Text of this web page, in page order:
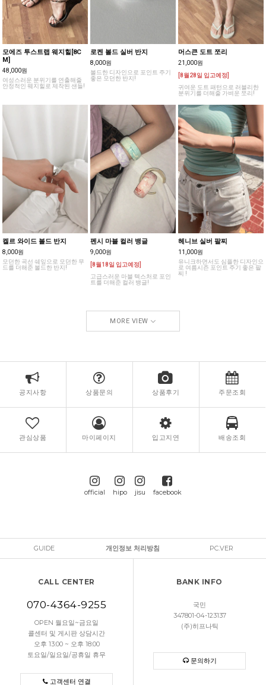
모에즈 투스트랩 웨지힐[8C
M]
48,000원
여성스러운 분위기를 연출해줄
안정적인 웨지힐로 제작된 샌들!
로켄 볼드 실버 반지
8,000원
볼드한 디자인으로 포인트 주기
좋은 모던한 반지!
머스큰 도트 쪼리
21,000원
[8월28일 입고예정]
귀여운 도트 패턴으로 러블리한
분위기를 더해줄 가벼운 쪼리!
켈르 와이드 볼드 반지
8,000원
모던한 곡선 쉐잎으로 모던한 무
드를 더해준 볼드한 반지!
펜시 마블 컬러 뱅글
9,000원
[8월18일 입고예정]
고급스러운 마블 텍스처로 포인
트를 더해준 컬러 뱅글!
헤니브 실버 팔찌
11,000원
유니크하면서도 심플한 디자인으
로 여름시즌 포인트 주기 좋은 팔
찌 !
MORE VIEW
공지사항 상품문의 상품후기 주문조회
관심상품 마이페이지 입고지연 배송조회
official hipo jisu facebook
GUIDE 개인정보 처리방침 PC.VER
CALL CENTER
070-4364-9255
OPEN 월요일~금요일
콜센터 및 게시판 상담시간
오후 13:00 ~ 오후 18:00
토요일/일요일/공휴일 휴무
고객센터 연결
BANK INFO
국민
347801-04-123137
(주)히프나틱
문의하기